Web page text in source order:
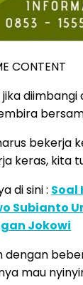
CONTENT
bekerja
keras, kita
di sini : Soal
Subianto
Jokowi
dengan
mau